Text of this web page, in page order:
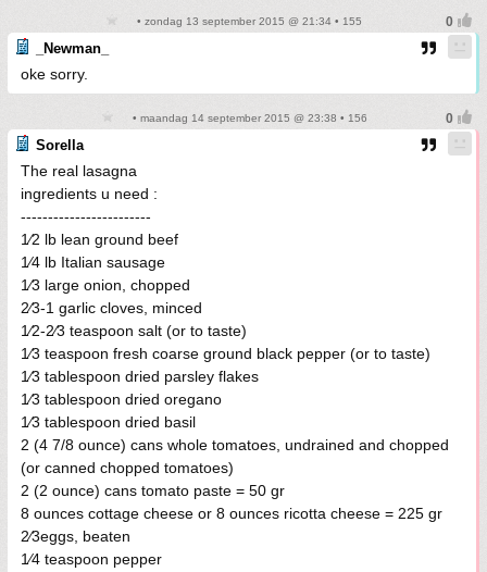
• zondag 13 september 2015 @ 21:34 • 155
_Newman_
oke sorry.
• maandag 14 september 2015 @ 23:38 • 156
Sorella
The real lasagna
ingredients u need :
------------------------
1⁄2 lb lean ground beef
1⁄4 lb Italian sausage
1⁄3 large onion, chopped
2⁄3-1 garlic cloves, minced
1⁄2-2⁄3 teaspoon salt (or to taste)
1⁄3 teaspoon fresh coarse ground black pepper (or to taste)
1⁄3 tablespoon dried parsley flakes
1⁄3 tablespoon dried oregano
1⁄3 tablespoon dried basil
2 (4 7/8 ounce) cans whole tomatoes, undrained and chopped
(or canned chopped tomatoes)
2 (2 ounce) cans tomato paste = 50 gr
8 ounces cottage cheese or 8 ounces ricotta cheese = 225 gr
2⁄3eggs, beaten
1⁄4 teaspoon pepper